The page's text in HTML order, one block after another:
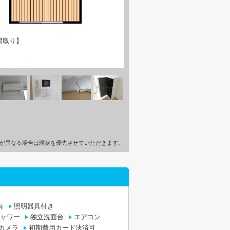
り】
なる場合は現状を優先させていただきます。
照明器具付き
ワー
独立洗面台
エアコン
メラ
初期費用カード決済可